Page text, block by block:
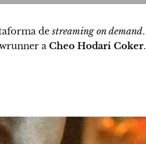
destreaming on demand.
a Cheo Hodari Coker.